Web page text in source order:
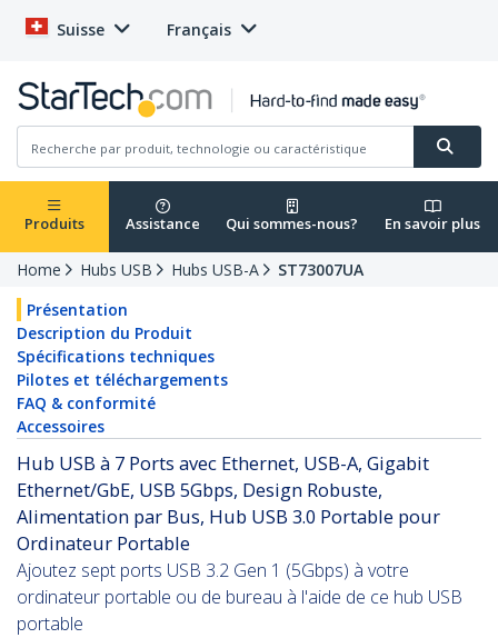
Suisse Français
Produits Assistance Qui sommes-nous? En savoir plus
Home Hubs USB Hubs USB-A
ST73007UA
Présentation
Description du Produit
Spécifications techniques
Pilotes et téléchargements
FAQ & conformité
Accessoires
Hub USB à 7 Ports avec Ethernet, USB-A, Gigabit
Ethernet/GbE, USB 5Gbps, Design Robuste,
Alimentation par Bus, Hub USB 3.0 Portable pour
Ordinateur Portable
Ajoutez sept ports USB 3.2 Gen 1 (5Gbps) à votre
ordinateur portable ou de bureau à l'aide de ce hub USB
portable